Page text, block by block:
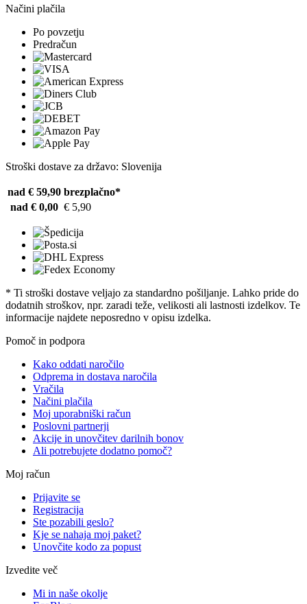
Načini plačila
Po povzetju
Predračun
Stroški dostave za državo: Slovenija
nad € 59,90 brezplačno*
nad € 0,00 € 5,90
* Ti stroški dostave veljajo za standardno pošiljanje. Lahko pride do
dodatnih stroškov, npr. zaradi teže, velikosti ali lastnosti izdelkov. Te
informacije najdete neposredno v opisu izdelka.
Pomoč in podpora
Kako oddati naročilo
Odprema in dostava naročila
Vračila
Načini plačila
Moj uporabniški račun
Poslovni partnerji
Akcije in unovčitev darilnih bonov
Ali potrebujete dodatno pomoč?
Moj račun
Prijavite se
Registracija
Ste pozabili geslo?
Kje se nahaja moj paket?
Unovčite kodo za popust
Izvedite več
Mi in naše okolje